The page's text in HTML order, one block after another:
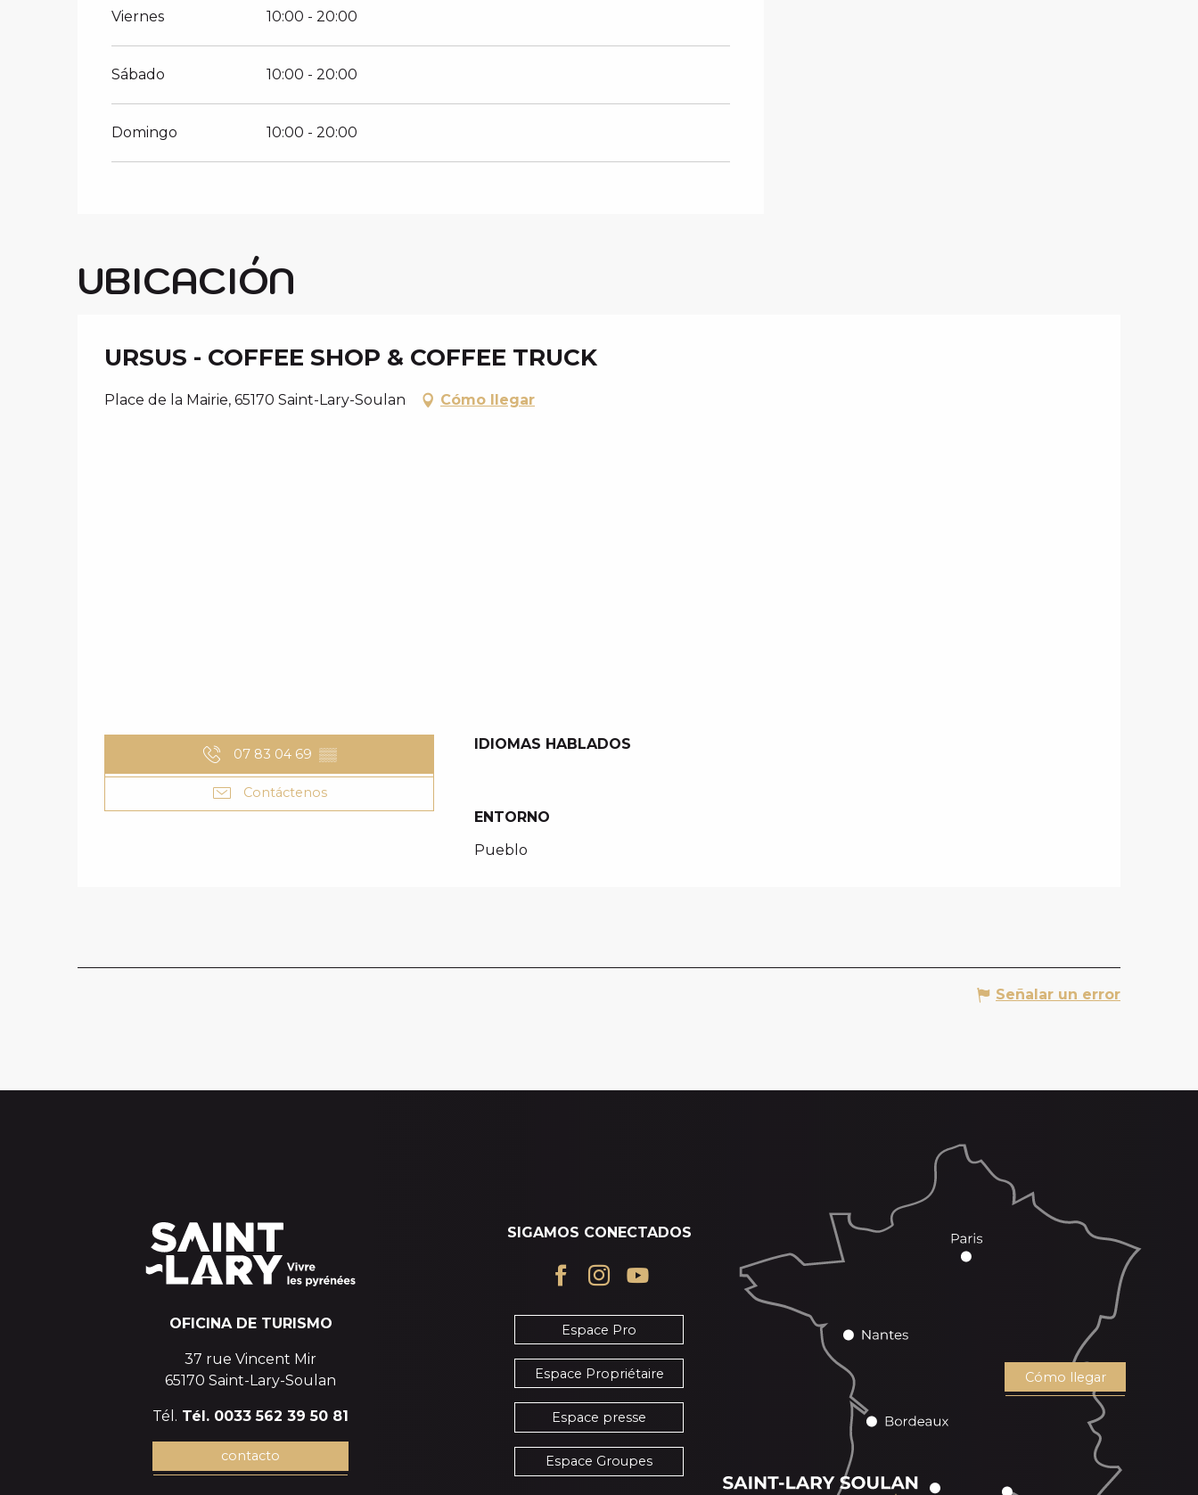
Viernes 10:00 - 20:00
Sábado 10:00 - 20:00
Domingo 10:00 - 20:00
UBICACIÓN
URSUS - COFFEE SHOP & COFFEE TRUCK
Place de la Mairie, 65170 Saint-Lary-Soulan Cómo llegar
07 83 04 69 ▒▒
Contáctenos
IDIOMAS HABLADOS
IDIOMAS HABLADOS
ENTORNO
ENTORNO
Pueblo
Señalar un error
OFICINA DE TURISMO
37 rue Vincent Mir
65170 Saint-Lary-Soulan
Tél. Tél. 0033 562 39 50 81
contacto
SIGAMOS CONECTADOS
Espace Pro
Espace Propriétaire
Espace presse
Espace Groupes
Cómo llegar